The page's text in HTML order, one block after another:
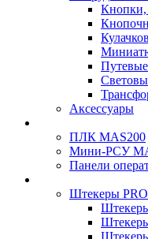
Кнопки,
Аксессуары
ПЛК MAS200
Мини-РСУ
Панели
Штекеры